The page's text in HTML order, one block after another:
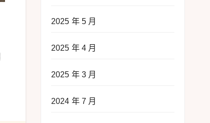
2025 年 5 月
2025 年 4 月
2025 年 3 月
2024 年 7 月